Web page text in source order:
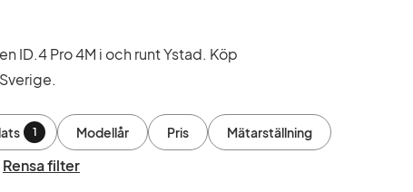
ID.4 Pro 4M i och runt Ystad. Köp
1 Modellår Pris Mätarställning
Rensa filter